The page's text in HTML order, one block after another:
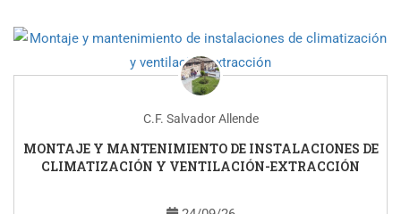
C.F. Salvador Allende
MONTAJE Y MANTENIMIENTO DE INSTALACIONES DE
CLIMATIZACIÓN Y VENTILACIÓN-EXTRACCIÓN